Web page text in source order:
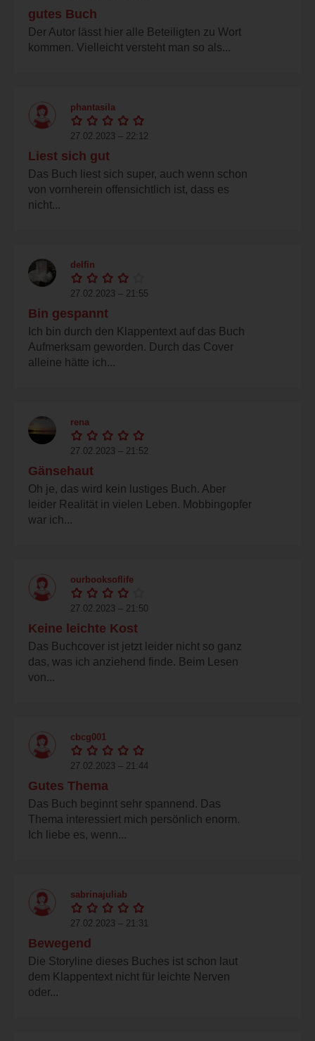
gutes Buch
Der Autor lässt hier alle Beteiligten zu Wort
kommen. Vielleicht versteht man so als...
phantasila
27.02.2023 – 22:12
Liest sich gut
Das Buch liest sich super, auch wenn schon
von vornherein offensichtlich ist, dass es
nicht...
delfin
27.02.2023 – 21:55
Bin gespannt
Ich bin durch den Klappentext auf das Buch
Aufmerksam geworden. Durch das Cover
alleine hätte ich...
rena
27.02.2023 – 21:52
Gänsehaut
Oh je, das wird kein lustiges Buch. Aber
leider Realität in vielen Leben. Mobbingopfer
war ich...
ourbooksoflife
27.02.2023 – 21:50
Keine leichte Kost
Das Buchcover ist jetzt leider nicht so ganz
das, was ich anziehend finde. Beim Lesen
von...
cbcg001
27.02.2023 – 21:44
Gutes Thema
Das Buch beginnt sehr spannend. Das
Thema interessiert mich persönlich enorm.
Ich liebe es, wenn...
sabrinajuliab
27.02.2023 – 21:31
Bewegend
Die Storyline dieses Buches ist schon laut
dem Klappentext nicht für leichte Nerven
oder...